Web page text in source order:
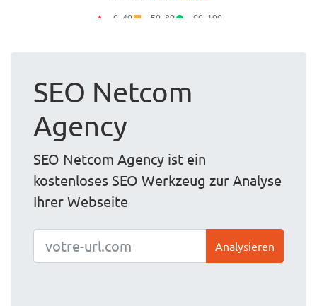
SEO Netcom
Agency
SEO Netcom Agency ist ein
kostenloses SEO Werkzeug zur Analyse
Ihrer Webseite
Analysieren